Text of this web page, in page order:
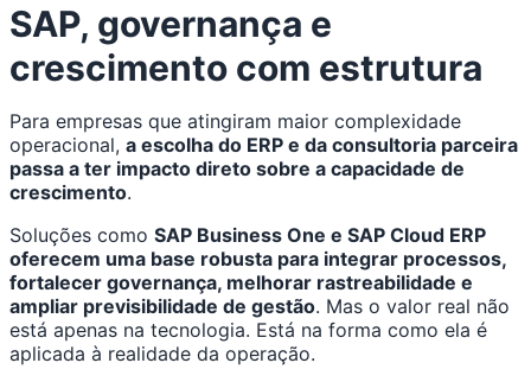
SAP, governança e
crescimento com estrutura
Para empresas que atingiram maior complexidade
operacional, a escolha do ERP e da consultoria parceira
passa a ter impacto direto sobre a capacidade de
crescimento.
Soluções como SAP Business One e SAP Cloud ERP
oferecem uma base robusta para integrar processos,
fortalecer governança, melhorar rastreabilidade e
ampliar previsibilidade de gestão. Mas o valor real não
está apenas na tecnologia. Está na forma como ela é
aplicada à realidade da operação.